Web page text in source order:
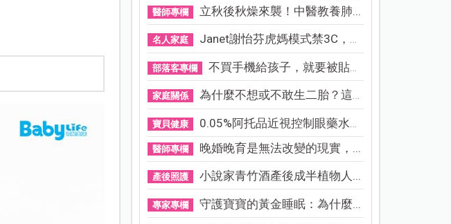
醫師專欄 立秋後秋燥來襲！中醫教養肺...
名人家庭 Janet謝怡芬虎媽模式禁3C，看...
部落客專欄 不買手機給孩子，就要被貼「...
家庭關係 為什麼不想或不敢生二胎？這8...
寶貝健康 0.05%阿托品近視控制眼藥水納...
醫師專欄 晚婚晚育是無法改變的現實，...
產後照護 小說家青竹酒產後成半植物人...
專家專欄 守護寶寶的黃金睡眠：為什麼...